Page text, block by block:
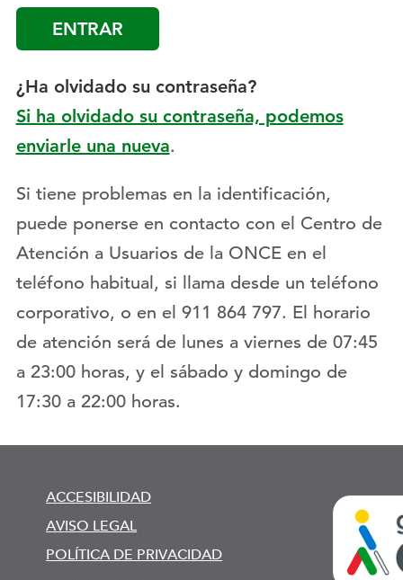
¿Ha olvidado su contraseña?
Si ha olvidado su contraseña, podemos
enviarle una nueva.
Si tiene problemas en la identificación,
puede ponerse en contacto con el Centro de
Atención a Usuarios de la ONCE en el
teléfono habitual, si llama desde un teléfono
corporativo, o en el 911 864 797. El horario
de atención será de lunes a viernes de 07:45
a 23:00 horas, y el sábado y domingo de
17:30 a 22:00 horas.
ACCESIBILIDAD
AVISO LEGAL
POLÍTICA DE PRIVACIDAD